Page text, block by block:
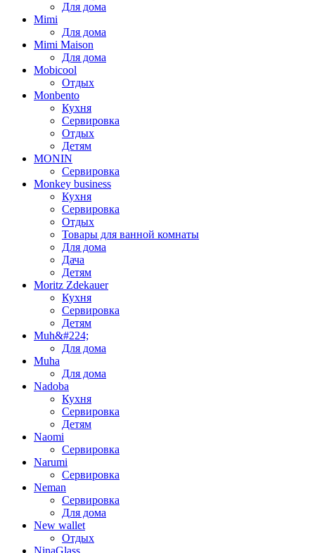
Для дома
Mimi
Для дома
Mimi Maison
Для дома
Mobicool
Отдых
Monbento
Кухня
Сервировка
Отдых
Детям
MONIN
Сервировка
Monkey business
Кухня
Сервировка
Отдых
Товары для ванной комнаты
Для дома
Дача
Детям
Moritz Zdekauer
Кухня
Сервировка
Детям
Muh&#224;
Для дома
Muha
Для дома
Nadoba
Кухня
Сервировка
Детям
Naomi
Сервировка
Narumi
Сервировка
Neman
Сервировка
Для дома
New wallet
Отдых